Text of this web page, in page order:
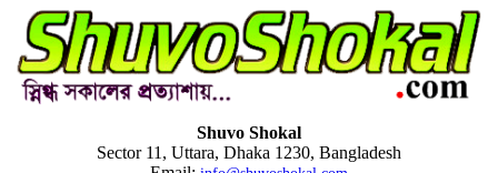
Shuvo Shokal
Sector 11, Uttara, Dhaka 1230, Bangladesh